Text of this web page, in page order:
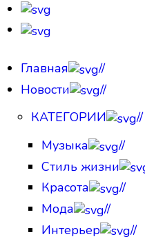
Главная
//
Новости
//
КАТЕГОРИИ
//
Музыка
//
Стиль жизни
Красота
//
Мода
//
Интерьер
//